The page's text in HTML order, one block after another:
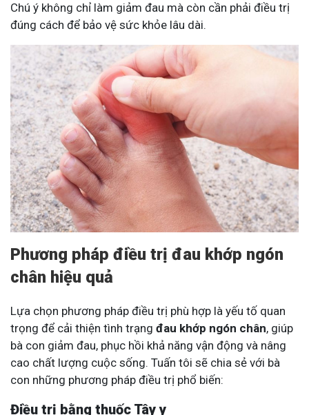
Chú ý không chỉ làm giảm đau mà còn cần phải điều trị
đúng cách để bảo vệ sức khỏe lâu dài.
Phương pháp điều trị đau khớp ngón
chân hiệu quả
Lựa chọn phương pháp điều trị phù hợp là yếu tố quan
trọng để cải thiện tình trạng đau khớp ngón chân, giúp
bà con giảm đau, phục hồi khả năng vận động và nâng
cao chất lượng cuộc sống. Tuấn tôi sẽ chia sẻ với bà
con những phương pháp điều trị phổ biến:
Điều trị bằng thuốc Tây y